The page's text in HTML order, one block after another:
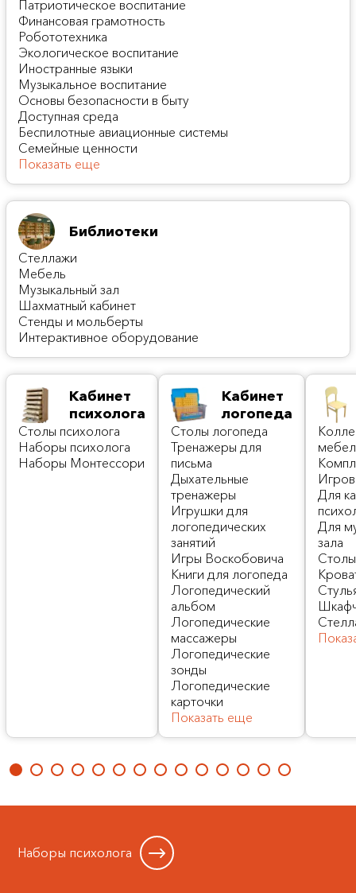
Патриотическое воспитание
Финансовая грамотность
Робототехника
Экологическое воспитание
Иностранные языки
Музыкальное воспитание
Основы безопасности в быту
Доступная среда
Беспилотные авиационные системы
Семейные ценности
Показать еще
Библиотеки
Стеллажи
Мебель
Музыкальный зал
Шахматный кабинет
Стенды и мольберты
Интерактивное оборудование
Кабинет
психолога
Столы психолога
Наборы психолога
Наборы Монтессори
Кабинет
логопеда
Cтолы логопеда
Тренажеры для
письма
Дыхательные
тренажеры
Игрушки для
логопедических
занятий
Игры Воскобовича
Книги для логопеда
Логопедический
альбом
Логопедические
массажеры
Логопедические
зонды
Логопедические
карточки
Показать еще
Для
Для
зала
Столы
Наборы психолога